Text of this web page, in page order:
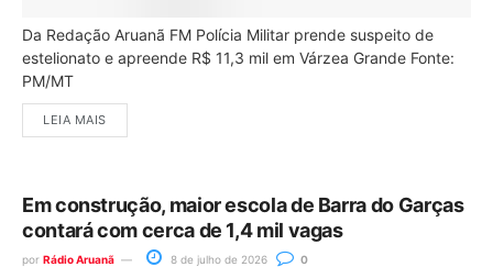
Da Redação Aruanã FM Polícia Militar prende suspeito de
estelionato e apreende R$ 11,3 mil em Várzea Grande Fonte:
PM/MT
LEIA MAIS
Em construção, maior escola de Barra do Garças
contará com cerca de 1,4 mil vagas
por Rádio Aruanã 8 de julho de 2026 0